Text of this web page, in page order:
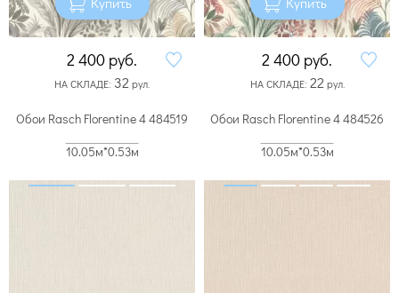
2 400 руб.
НА СКЛАДЕ: 32рул.
2 400 руб.
НА СКЛАДЕ: 22рул.
Обои Rasch Florentine 4 484519
10.05м*0.53м
Обои Rasch Florentine 4 484526
10.05м*0.53м